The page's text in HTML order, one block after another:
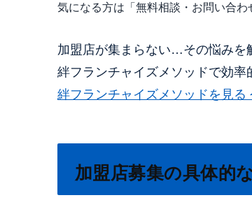
気になる方は「無料相談・お問い合わ
加盟店が集まらない…その悩みを
絆フランチャイズメソッドで効率
絆フランチャイズメソッドを見る
加盟店募集の具体的